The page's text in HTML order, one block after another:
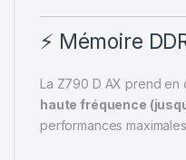
⚡ Mémoire
La Z790 D AX prend en
haute fréquence
performances